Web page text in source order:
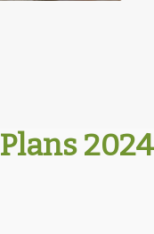
Plans 2024